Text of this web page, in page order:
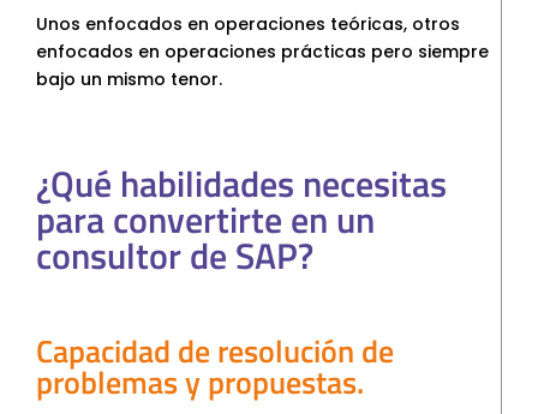
Unos enfocados en operaciones teóricas, otros
enfocados en operaciones prácticas pero siempre
bajo un mismo tenor.
¿Qué habilidades necesitas
para convertirte en un
consultor de SAP?
Capacidad de resolución de
problemas y propuestas.